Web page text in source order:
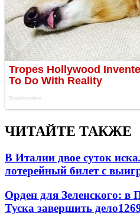
ЧИТАЙТЕ ТАКЖЕ
В Италии двое суток
лотерейный билет с
Орден для Зеленского: в
Туска завершить дело